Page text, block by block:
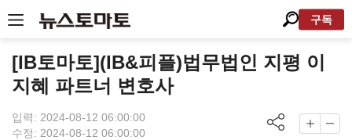
구독
[IB토마토](IB&피플)법무법인 지평 이
지혜 파트너 변호사
입력: 2024-08-12 06:00:00
수정: 2024-08-12 06:00:00